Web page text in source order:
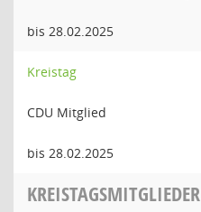
bis 28.02.2025
Kreistag
CDU Mitglied
bis 28.02.2025
KREISTAGSMITGLIEDER